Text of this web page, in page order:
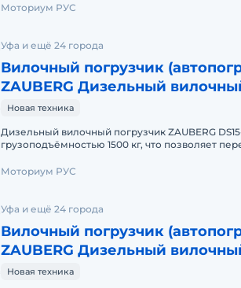
Моториум РУС
Уфа и ещё 24 города
Вилочный погрузчик
ZAUBERG Дизельный
ZAUBERG DS15-Х
Новая техника
Дизельный вилочный погрузчик ZAUBERG
грузоподъёмностью 1500 кг, что позволяет
Моториум РУС
Уфа и ещё 24 города
Вилочный погрузчик
ZAUBERG Дизельный
ZAUBERG DS15-I
Новая техника